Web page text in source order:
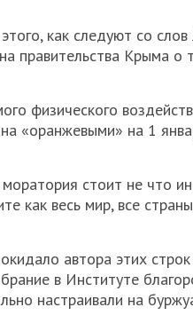
как следуют со
правительства Крыма о
физического
«оранжевыми» на 1
стоит не что
как весь мир, все
автора этих
в Институте
настраивали на